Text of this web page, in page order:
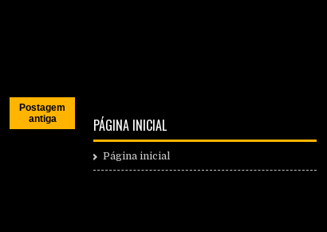
Postagem
antiga
PÁGINA INICIAL
Página inicial